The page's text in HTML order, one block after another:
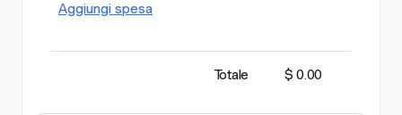
Aggiungi spesa
Totale $ 0.00